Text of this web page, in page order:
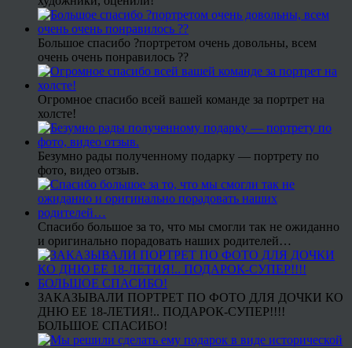
Большое спасибо ?портретом очень довольны, всем
очень очень понравилось ??
Огромное спасибо всей вашей команде за портрет на
холсте!
Безумно рады полученному подарку — портрету по
фото, видео отзыв.
Спасибо большое за то, что мы смогли так не ожиданно
и оригинально порадовать наших родителей…
ЗАКАЗЫВАЛИ ПОРТРЕТ ПО ФОТО ДЛЯ ДОЧКИ КО
ДНЮ ЕЕ 18-ЛЕТИЯ!.. ПОДАРОК-СУПЕР!!!!
БОЛЬШОЕ СПАСИБО!